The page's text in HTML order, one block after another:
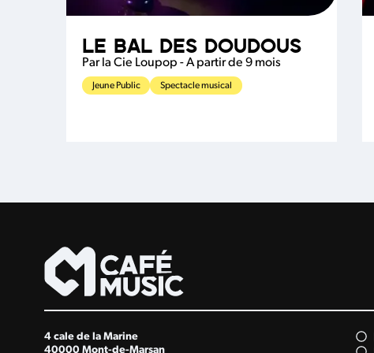
LE BAL DES DOUDOUS
Par la Cie Loupop - A partir de 9 mois
Jeune Public Spectacle musical
4 cale de la Marine
40000 Mont-de-Marsan